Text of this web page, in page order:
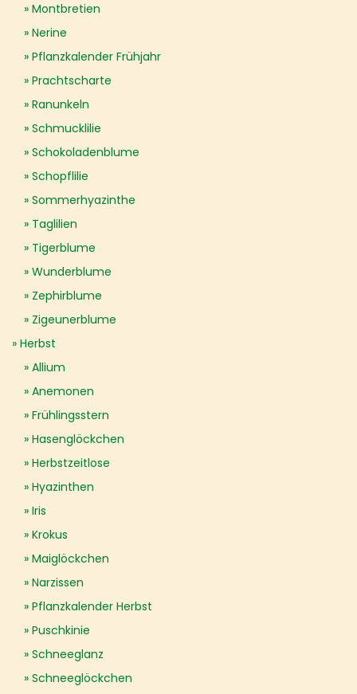
Montbretien
Nerine
Pflanzkalender Frühjahr
Prachtscharte
Ranunkeln
Schmucklilie
Schokoladenblume
Schopflilie
Sommerhyazinthe
Taglilien
Tigerblume
Wunderblume
Zephirblume
Zigeunerblume
Herbst
Allium
Anemonen
Frühlingsstern
Hasenglöckchen
Herbstzeitlose
Hyazinthen
Iris
Krokus
Maiglöckchen
Narzissen
Pflanzkalender Herbst
Puschkinie
Schneeglanz
Schneeglöckchen